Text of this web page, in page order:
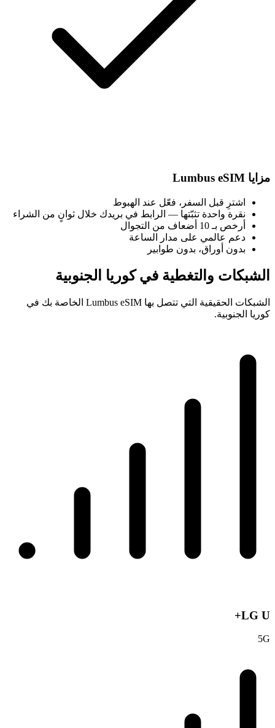
مزايا Lumbus eSIM
اشترِ قبل السفر، فعّل عند الهبوط
نقرة واحدة تثبّتها — الرابط في بريدك خلال ثوانٍ من الشراء
أرخص بـ 10 أضعاف من التجوال
دعم عالمي على مدار الساعة
بدون أوراق، بدون طوابير
الشبكات والتغطية في كوريا الجنوبية
الشبكات الحقيقية التي تتصل بها Lumbus eSIM الخاصة بك في
كوريا الجنوبية.
LG U+
5G